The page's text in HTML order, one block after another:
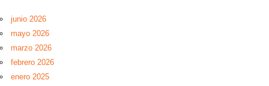
junio 2026
mayo 2026
marzo 2026
febrero 2026
enero 2025